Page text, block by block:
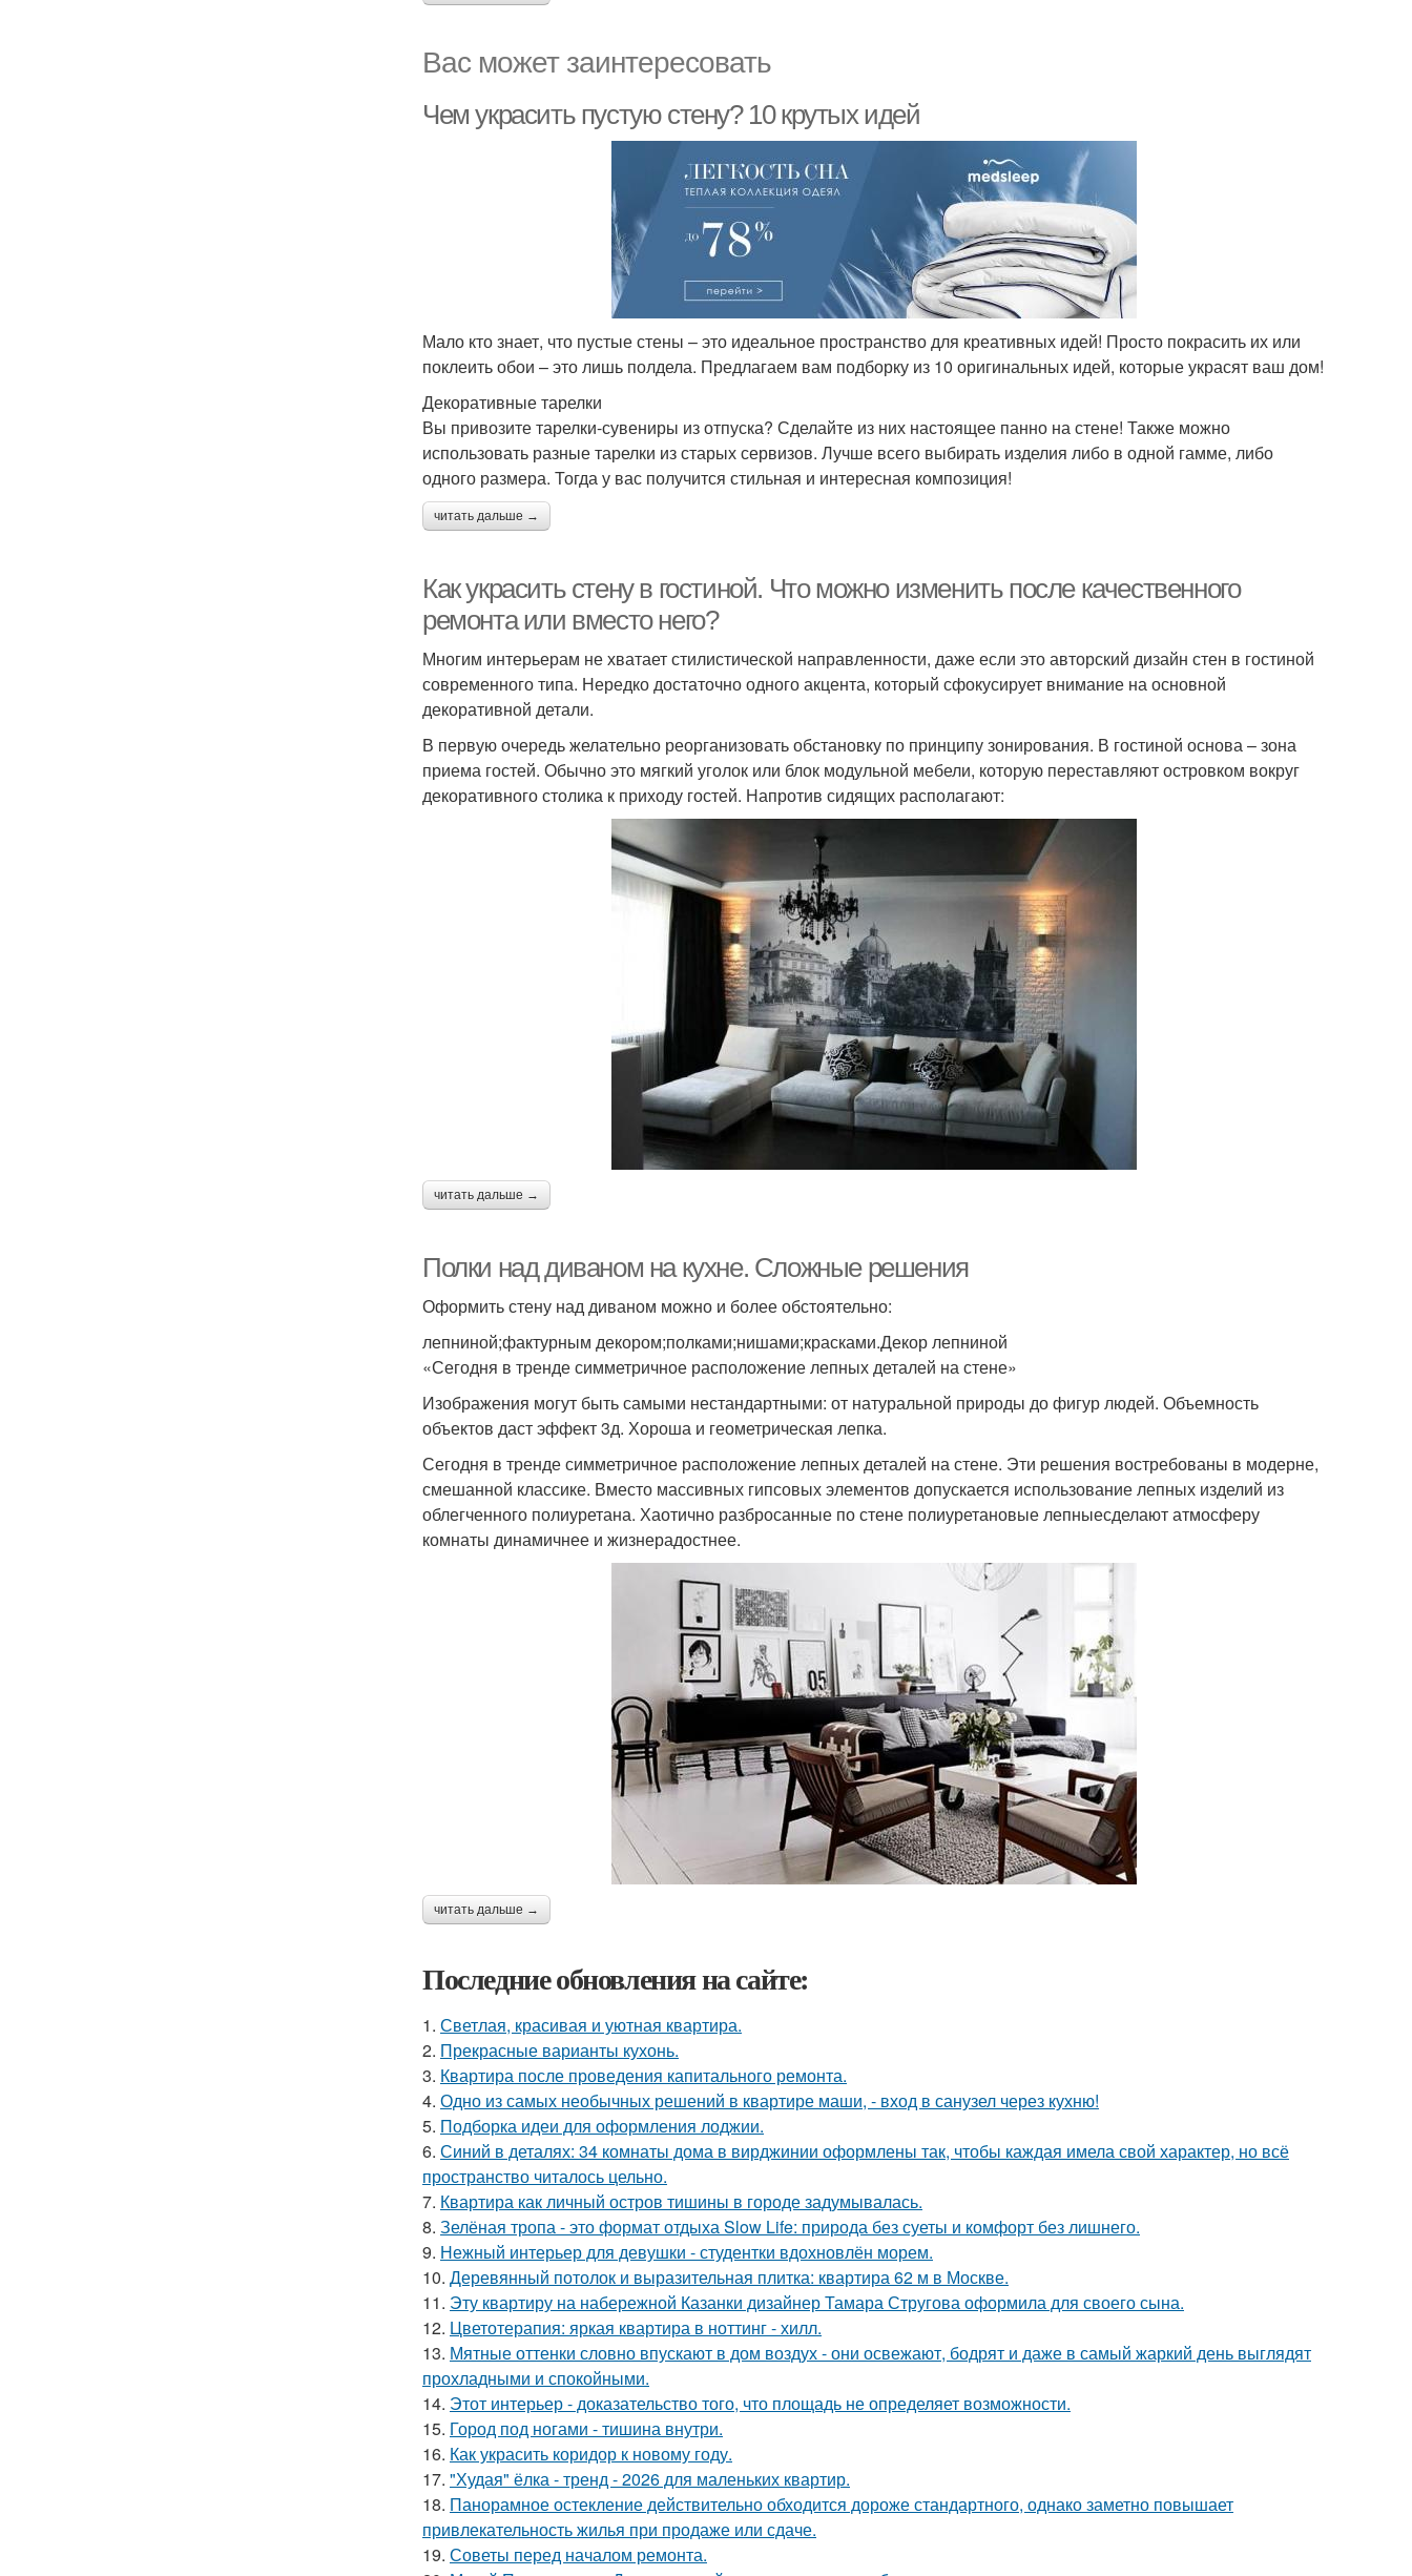
Вас может заинтересовать
Чем украсить пустую стену? 10 крутых идей
Мало кто знает, что пустые стены – это идеальное пространство для креативных идей! Просто покрасить их или
поклеить обои – это лишь полдела. Предлагаем вам подборку из 10 оригинальных идей, которые украсят ваш дом!
Декоративные тарелки
Вы привозите тарелки-сувениры из отпуска? Сделайте из них настоящее панно на стене! Также можно
использовать разные тарелки из старых сервизов. Лучше всего выбирать изделия либо в одной гамме, либо
одного размера. Тогда у вас получится стильная и интересная композиция!
читать дальше →
Как украсить стену в гостиной. Что можно изменить после качественного
ремонта или вместо него?
Многим интерьерам не хватает стилистической направленности, даже если это авторский дизайн стен в гостиной
современного типа. Нередко достаточно одного акцента, который сфокусирует внимание на основной
декоративной детали.
В первую очередь желательно реорганизовать обстановку по принципу зонирования. В гостиной основа – зона
приема гостей. Обычно это мягкий уголок или блок модульной мебели, которую переставляют островком вокруг
декоративного столика к приходу гостей. Напротив сидящих располагают:
читать дальше →
Полки над диваном на кухне. Сложные решения
Оформить стену над диваном можно и более обстоятельно:
лепниной;фактурным декором;полками;нишами;красками.Декор лепниной
«Сегодня в тренде симметричное расположение лепных деталей на стене»
Изображения могут быть самыми нестандартными: от натуральной природы до фигур людей. Объемность
объектов даст эффект 3д. Хороша и геометрическая лепка.
Сегодня в тренде симметричное расположение лепных деталей на стене. Эти решения востребованы в модерне,
смешанной классике. Вместо массивных гипсовых элементов допускается использование лепных изделий из
облегченного полиуретана. Хаотично разбросанные по стене полиуретановые лепныесделают атмосферу
комнаты динамичнее и жизнерадостнее.
читать дальше →
Последние обновления на сайте:
1. Светлая, красивая и уютная квартира.
2. Прекрасные варианты кухонь.
3. Квартира после проведения капитального ремонта.
4. Одно из самых необычных решений в квартире маши, - вход в санузел через кухню!
5. Подборка идеи для оформления лоджии.
6. Синий в деталях: 34 комнаты дома в вирджинии оформлены так, чтобы каждая имела свой характер, но всё
пространство читалось цельно.
7. Квартира как личный остров тишины в городе задумывалась.
8. Зелёная тропа - это формат отдыха Slow Life: природа без суеты и комфорт без лишнего.
9. Нежный интерьер для девушки - студентки вдохновлён морем.
10. Деревянный потолок и выразительная плитка: квартира 62 м в Москве.
11. Эту квартиру на набережной Казанки дизайнер Тамара Стругова оформила для своего сына.
12. Цветотерапия: яркая квартира в ноттинг - хилл.
13. Мятные оттенки словно впускают в дом воздух - они освежают, бодрят и даже в самый жаркий день выглядят
прохладными и спокойными.
14. Этот интерьер - доказательство того, что площадь не определяет возможности.
15. Город под ногами - тишина внутри.
16. Как украсить коридор к новому году.
17. "Худая" ёлка - тренд - 2026 для маленьких квартир.
18. Панорамное остекление действительно обходится дороже стандартного, однако заметно повышает
привлекательность жилья при продаже или сдаче.
19. Советы перед началом ремонта.